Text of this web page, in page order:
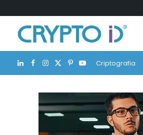
LinkedIn
Facebook
Instagram
X
(Twitter)
Pinterest
YouTubeCriptografia